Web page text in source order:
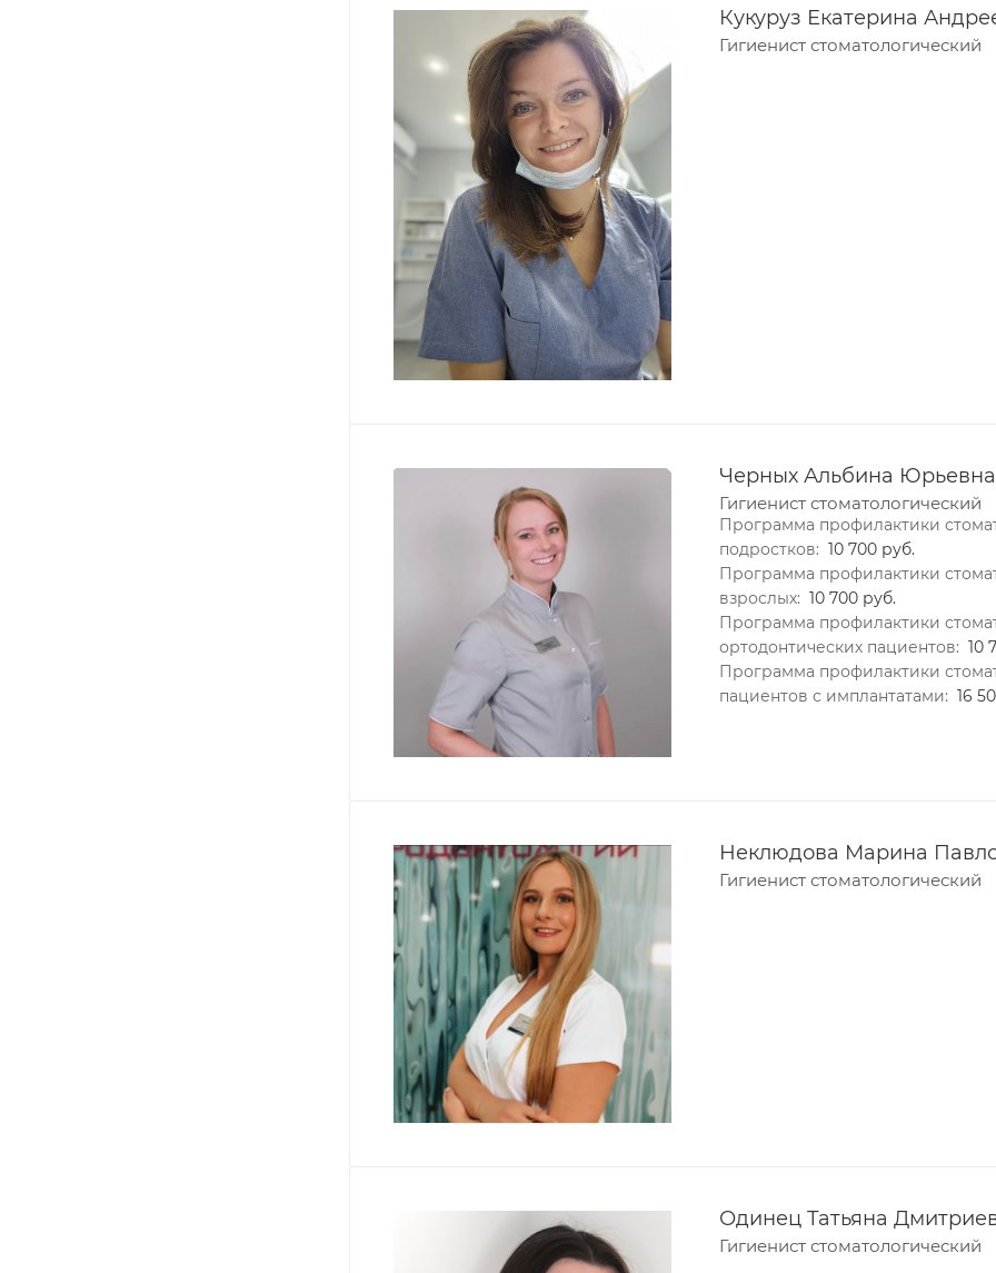
Кукуруз Екатерина
Гигиенист стоматологический
Черных Альбина Юрьевна
Гигиенист стоматологический
Программа профилактики
подростков: 10 700 руб.
Программа профилактики
взрослых: 10 700 руб.
Программа профилактики
ортодонтических пациентов: 10
Программа профилактики
пациентов с имплантатами: 16
Неклюдова Марина
Гигиенист стоматологический
Одинец Татьяна
Гигиенист стоматологический